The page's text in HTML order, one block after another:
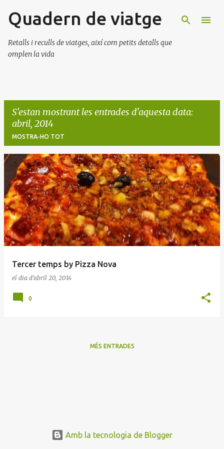
Salta al contingut principal
Quadern de viatge
Retalls i reculls de viatges, així com petits detalls que
omplen la vida
S'estan mostrant les entrades d'aquesta data:
abril, 2014
MOSTRA-HO TOT
E
t
r
a
d
Tercer temps by Pizza Nova
el dia d’abril 20, 2014
0
MÉS ENTRADES
Amb la tecnologia de Blogger